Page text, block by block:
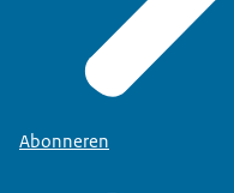
Abonneren